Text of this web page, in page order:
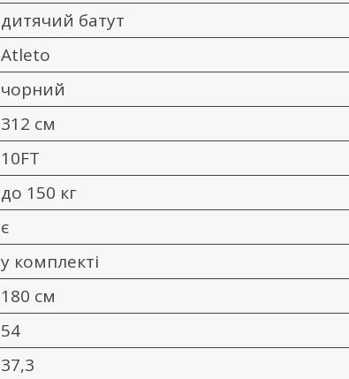
дитячий батут
Atleto
чорний
312 см
10FT
до 150 кг
є
у комплекті
180 см
54
37,3